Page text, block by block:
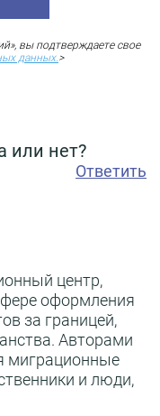
вы подтверждаете свое
данных.>
или нет?
Ответить
центр,
оформления
за границей,
Авторами
миграционные
и люди,